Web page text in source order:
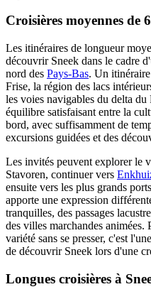
Croisières moyennes de
Les itinéraires de longueur
découvrir Sneek dans le cadre
nord des Pays-Bas. Un
Frise, la région des lacs
les voies navigables du delta
équilibre satisfaisant entre la
bord, avec suffisamment de
excursions guidées et des
Les invités peuvent explorer le
Stavoren, continuer vers
ensuite vers les plus grands
apporte une expression
tranquilles, des passages
des villes marchandes
variété sans se presser, c'est
de découvrir Sneek lors d'une
Longues croisières à